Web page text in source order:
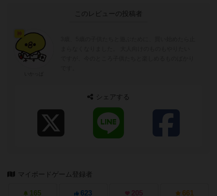
このレビューの投稿者
シェアする
マイボードゲーム登録者
165 623 205 661